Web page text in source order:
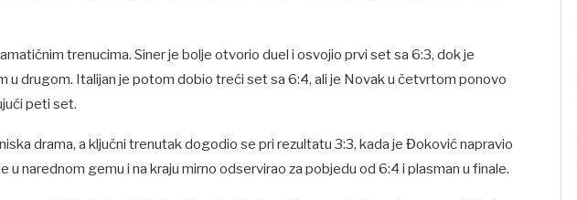
trenucima. Siner je bolje otvorio duel i osvojio prvi set sa 6:3, dok je
u drugom. Italijan je potom dobio treći set sa 6:4, ali je Novak u četvrtom ponovo
peti set.
drama, a ključni trenutak dogodio se pri rezultatu 3:3, kada je Đoković napravio
narednom gemu i na kraju mirno odservirao za pobjedu od 6:4 i plasman u finale.